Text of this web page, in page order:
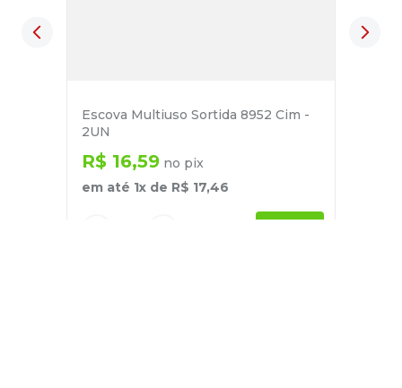
Escova Multiuso Sortida 8952 Cim -
2UN
R$ 16,59 no pix
em até 1x de R$ 17,46